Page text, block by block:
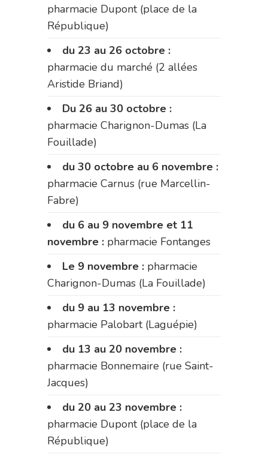
pharmacie Dupont (place de la
République)
du 23 au 26 octobre :
pharmacie du marché (2 allées
Aristide Briand)
Du 26 au 30 octobre :
pharmacie Charignon-Dumas (La
Fouillade)
du 30 octobre au 6 novembre :
pharmacie Carnus (rue Marcellin-
Fabre)
du 6 au 9 novembre et 11
novembre : pharmacie Fontanges
Le 9 novembre : pharmacie
Charignon-Dumas (La Fouillade)
du 9 au 13 novembre :
pharmacie Palobart (Laguépie)
du 13 au 20 novembre :
pharmacie Bonnemaire (rue Saint-
Jacques)
du 20 au 23 novembre :
pharmacie Dupont (place de la
République)